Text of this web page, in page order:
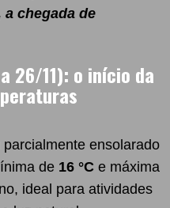
chegada de
26/11): o início da
ensolarado
de 16 °C e máxima
ideal para atividades